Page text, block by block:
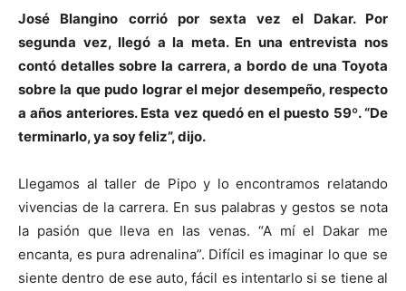
José Blangino corrió por sexta vez el Dakar. Por
segunda vez, llegó a la meta. En una entrevista nos
contó detalles sobre la carrera, a bordo de una Toyota
sobre la que pudo lograr el mejor desempeño, respecto
a años anteriores. Esta vez quedó en el puesto 59º. “De
terminarlo, ya soy feliz”, dijo.
Llegamos al taller de Pipo y lo encontramos relatando
vivencias de la carrera. En sus palabras y gestos se nota
la pasión que lleva en las venas. “A mí el Dakar me
encanta, es pura adrenalina”. Difícil es imaginar lo que se
siente dentro de ese auto, fácil es intentarlo si se tiene al